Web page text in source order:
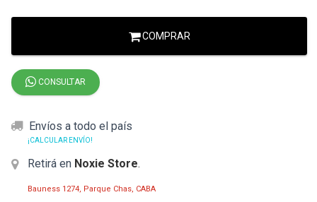
COMPRAR
CONSULTAR
Envíos a todo el país
¡CALCULAR ENVÍO!
Retirá en Noxie Store.
Bauness 1274, Parque Chas, CABA